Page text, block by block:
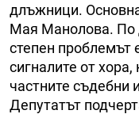
длъжници.
Мая Манолова. По
степен проблемът
сигналите от
частните съдебни
Депутатът